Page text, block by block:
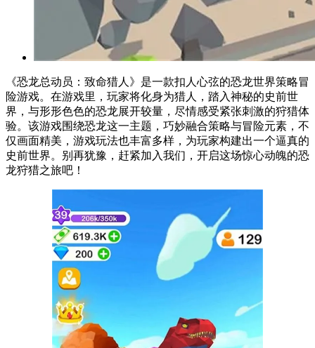
《恐龙总动员：致命猎人》是一款扣人心弦的恐龙世界策略冒
险游戏。在游戏里，玩家将化身为猎人，踏入神秘的史前世
界，与形形色色的恐龙展开较量，尽情感受紧张刺激的狩猎体
验。该游戏围绕恐龙这一主题，巧妙融合策略与冒险元素，不
仅画面精美，游戏玩法也丰富多样，为玩家构建出一个逼真的
史前世界。别再犹豫，赶紧加入我们，开启这场惊心动魄的恐
龙狩猎之旅吧！